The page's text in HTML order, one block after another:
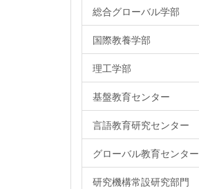
総合グローバル学部
国際教養学部
理工学部
基盤教育センター
言語教育研究センター
グローバル教育センター
研究機構常設研究部門